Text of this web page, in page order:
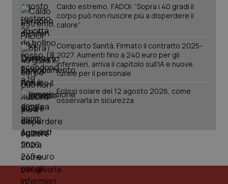
Caldo estremo, FADOI: “Sopra i 40 gradi il
corpo può non riuscire più a disperdere il
calore”
Comparto Sanità. Firmato il contratto 2025-
2027. Aumenti fino a 240 euro per gli
infermieri, arriva il capitolo sull'IA e nuove
tutele per il personale
Eclissi solare del 12 agosto 2026, come
osservarla in sicurezza
_ga_KM60CM4NPH